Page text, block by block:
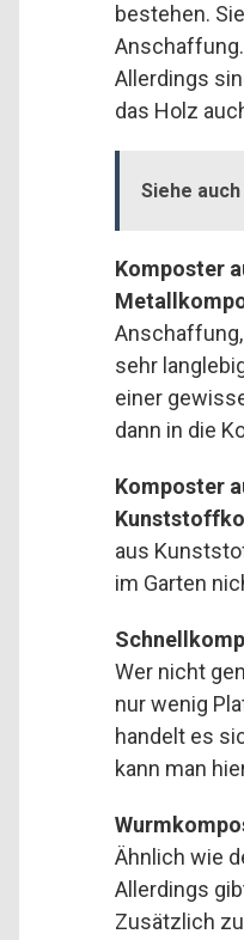
bestehen.
Anschaffung.
Allerdings
das Holz
Siehe auch
Komposter
sehr
einer
dann in die
Komposter
aus
im Garten
Wer nicht
nur wenig
handelt es
kann man
Ähnlich wie
Allerdings
Zusätzlich